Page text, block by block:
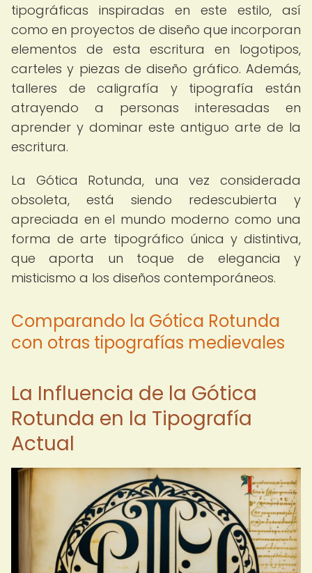
tipográficas inspiradas en este estilo, así
como en proyectos de diseño que incorporan
elementos de esta escritura en logotipos,
carteles y piezas de diseño gráfico. Además,
talleres de caligrafía y tipografía están
atrayendo a personas interesadas en
aprender y dominar este antiguo arte de la
escritura.
La Gótica Rotunda, una vez considerada
obsoleta, está siendo redescubierta y
apreciada en el mundo moderno como una
forma de arte tipográfico única y distintiva,
que aporta un toque de elegancia y
misticismo a los diseños contemporáneos.
Comparando la Gótica Rotunda
con otras tipografías medievales
La Influencia de la Gótica
Rotunda en la Tipografía
Actual